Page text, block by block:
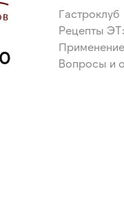
Гастроклуб
Рецепты
Вопросы и